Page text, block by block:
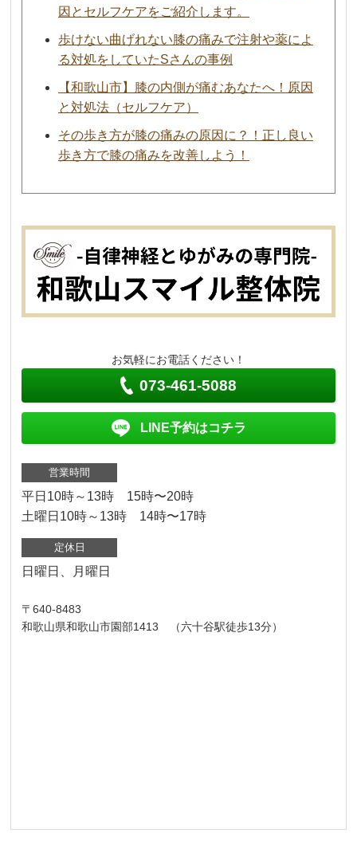
因とセルフケアをご紹介します。
歩けない曲げれない膝の痛みで注射や薬によ
る対処をしていたSさんの事例
【和歌山市】膝の内側が痛むあなたへ！原因
と対処法（セルフケア）
その歩き方が膝の痛みの原因に？！正し良い
歩き方で膝の痛みを改善しよう！
お気軽にお電話ください！
073-461-5088
LINE予約はコチラ
営業時間
平日10時～13時 15時〜20時
土曜日10時～13時 14時〜17時
定休日
日曜日、月曜日
〒640-8483
和歌山県和歌山市園部1413 （六十谷駅徒歩13分）